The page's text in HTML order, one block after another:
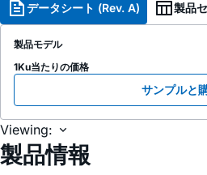
データシート (Rev. A) 製品
製品モデル
1Ku当たりの価格
サンプルと
Viewing:
製品情報